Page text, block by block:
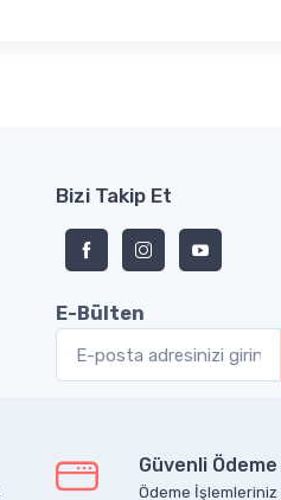
Bizi Takip Et
E-Bülten
Güvenli
Ödeme İşlemleriniz